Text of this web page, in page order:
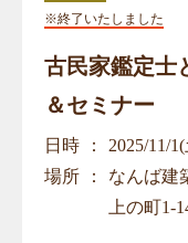
※終了いたしました
古民家鑑定士
＆セミナー
日時
2025/11/
場所
なんば建
上の町1-